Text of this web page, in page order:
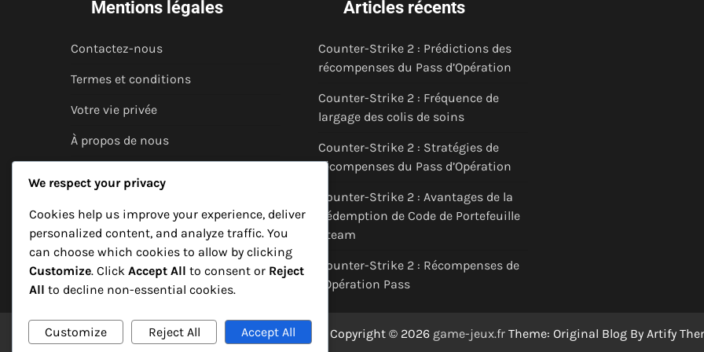
Mentions légales
Contactez-nous
Termes et conditions
Votre vie privée
À propos de nous
Articles récents
Counter-Strike 2 : Prédictions des
récompenses du Pass d’Opération
Counter-Strike 2 : Fréquence de
largage des colis de soins
Counter-Strike 2 : Stratégies de
récompenses du Pass d’Opération
Counter-Strike 2 : Avantages de la
Rédemption de Code de Portefeuille
Steam
Counter-Strike 2 : Récompenses de
l’Opération Pass
Copyright © 2026 game-jeux.frTheme: Original Blog By Artify
We respect your privacy
Cookies help us improve your experience, deliver
personalized content, and analyze traffic. You
can choose which cookies to allow by clicking
Customize. Click Accept All to consent or Reject
All to decline non-essential cookies.
Customize Reject All Accept All